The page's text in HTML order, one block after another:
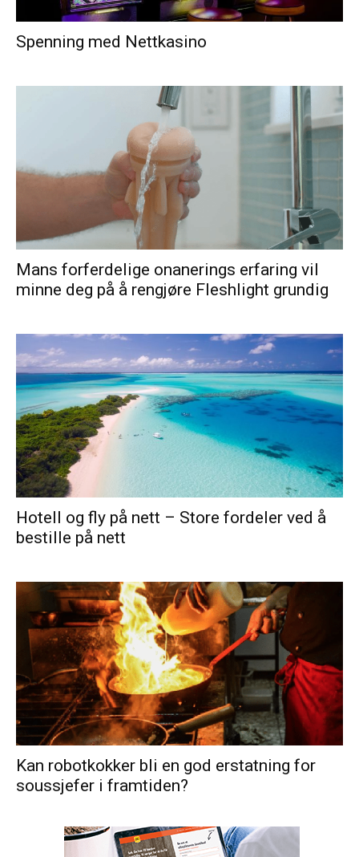
Spenning med Nettkasino
Mans forferdelige onanerings erfaring vil
minne deg på å rengjøre Fleshlight grundig
Hotell og fly på nett – Store fordeler ved å
bestille på nett
Kan robotkokker bli en god erstatning for
soussjefer i framtiden?